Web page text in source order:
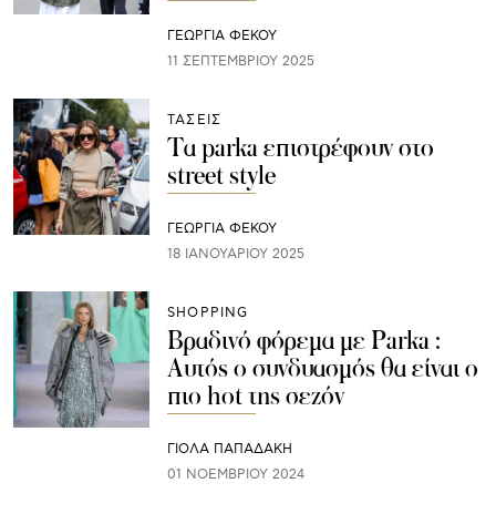
ΓΕΩΡΓΙΑ ΦΕΚΟΥ
11 ΣΕΠΤΕΜΒΡΊΟΥ 2025
ΤΑΣΕΙΣ
Τα parka επιστρέφουν στο
street style
ΓΕΩΡΓΙΑ ΦΕΚΟΥ
18 ΙΑΝΟΥΑΡΊΟΥ 2025
SHOPPING
Βραδινό φόρεμα με Parka :
Αυτός ο συνδυασμός θα είναι ο
πιο hot της σεζόν
ΓΙΌΛΑ ΠΑΠΑΔΆΚΗ
01 ΝΟΕΜΒΡΊΟΥ 2024